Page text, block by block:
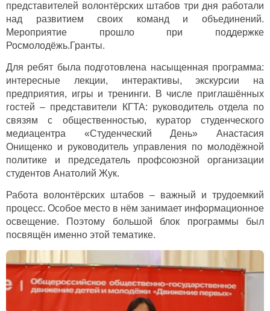
представителей волонтёрских штабов три дня работали
над развитием своих команд и объединений.
Мероприятие прошло при поддержке
Росмолодёжь.Гранты.
Для ребят была подготовлена насыщенная программа:
интересные лекции, интерактивы, экскурсии на
предприятия, игры и тренинги. В числе приглашённых
гостей – представители КГТА: руководитель отдела по
связям с общественностью, куратор студенческого
медиацентра «Студенческий День» Анастасия
Онищенко и руководитель управления по молодёжной
политике и председатель профсоюзной организации
студентов Анатолий Жук.
Работа волонтёрских штабов – важный и трудоемкий
процесс. Особое место в нём занимает информационное
освещение. Поэтому большой блок программы был
посвящён именно этой тематике.